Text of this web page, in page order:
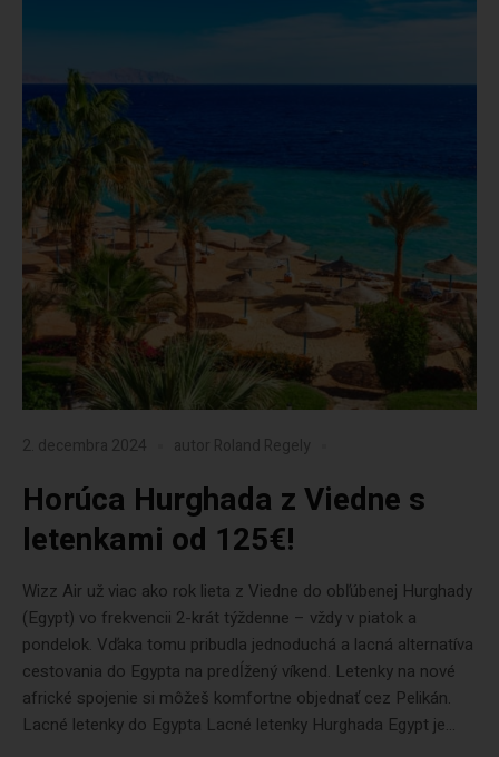
2. decembra 2024 autor Roland Regely
Horúca Hurghada z Viedne s
letenkami od 125€!
Wizz Air už viac ako rok lieta z Viedne do obľúbenej Hurghady
(Egypt) vo frekvencii 2-krát týždenne – vždy v piatok a
pondelok. Vďaka tomu pribudla jednoduchá a lacná alternatíva
cestovania do Egypta na predĺžený víkend. Letenky na nové
africké spojenie si môžeš komfortne objednať cez Pelikán.
Lacné letenky do Egypta Lacné letenky Hurghada Egypt je...